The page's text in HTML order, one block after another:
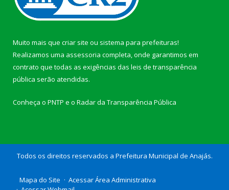
Muito mais que criar site ou sistema para prefeituras!
Realizamos uma assessoria completa, onde garantimos em
contrato que todas as exigências das leis de transparência
pública serão atendidas.
Conheça o PNTP e o Radar da Transparência Pública
Todos os direitos reservados a Prefeitura Municipal de Anajás.
Mapa do Site
Acessar Área Administrativa